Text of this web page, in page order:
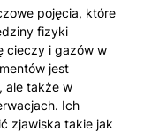
pojęcia, które
fizyki
cieczy i gazów w
jest
ale także w
Ich
zjawiska takie jak